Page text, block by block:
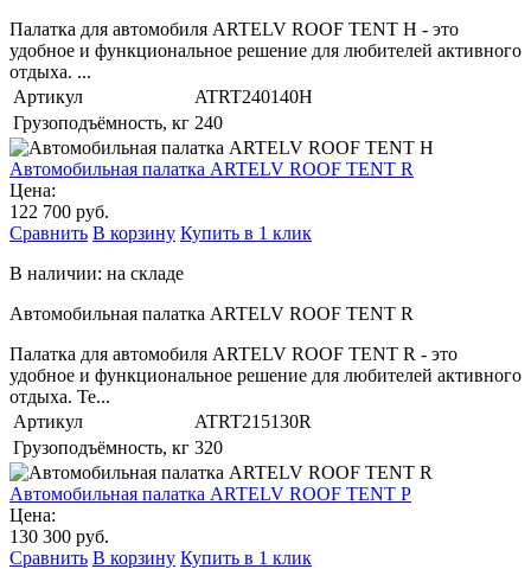
Палатка для автомобиля ARTELV ROOF TENT H - это
удобное и функциональное решение для любителей активного
отдыха. ...
Артикул
ATRT240140H
Грузоподъёмность, кг 240
Автомобильная палатка ARTELV ROOF TENT R
Цена:
122 700 руб.
Сравнить В корзину Купить в 1 клик
В наличии: на складе
Автомобильная палатка ARTELV ROOF TENT R
Палатка для автомобиля ARTELV ROOF TENT R - это
удобное и функциональное решение для любителей активного
отдыха. Те...
Артикул
ATRT215130R
Грузоподъёмность, кг 320
Автомобильная палатка ARTELV ROOF TENT P
Цена:
130 300 руб.
Сравнить В корзину Купить в 1 клик